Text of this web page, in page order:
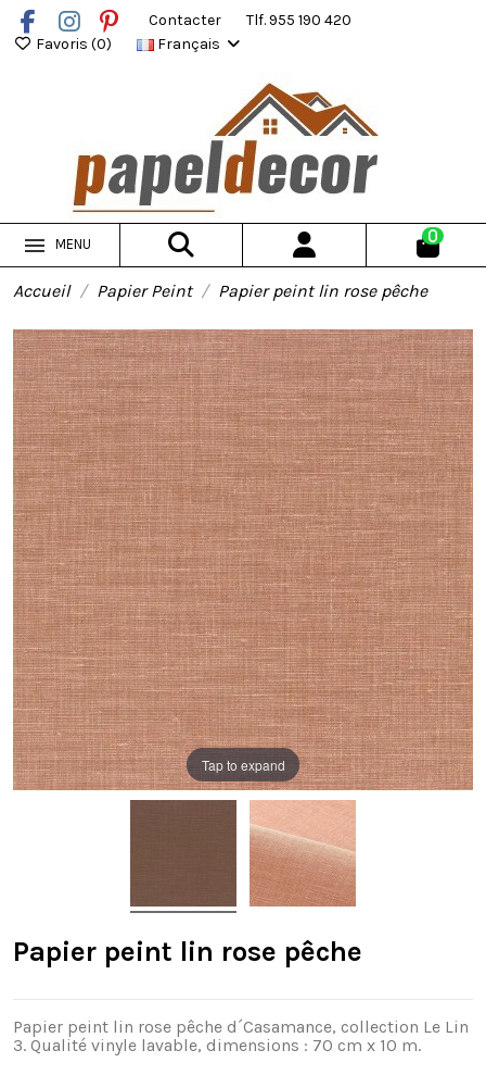
Contacter
Tlf. 955 190 420
Favoris (0) Français
MENU 0
Accueil Papier Peint Papier peint lin rose pêche
Tap to expand
Papier peint lin rose pêche
Papier peint lin rose pêche d´Casamance, collection Le Lin
3. Qualité vinyle lavable, dimensions : 70 cm x 10 m.